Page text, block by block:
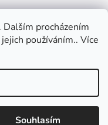
procházením
používáním.. Více
Souhlasím
+420 733 526 562
deky-